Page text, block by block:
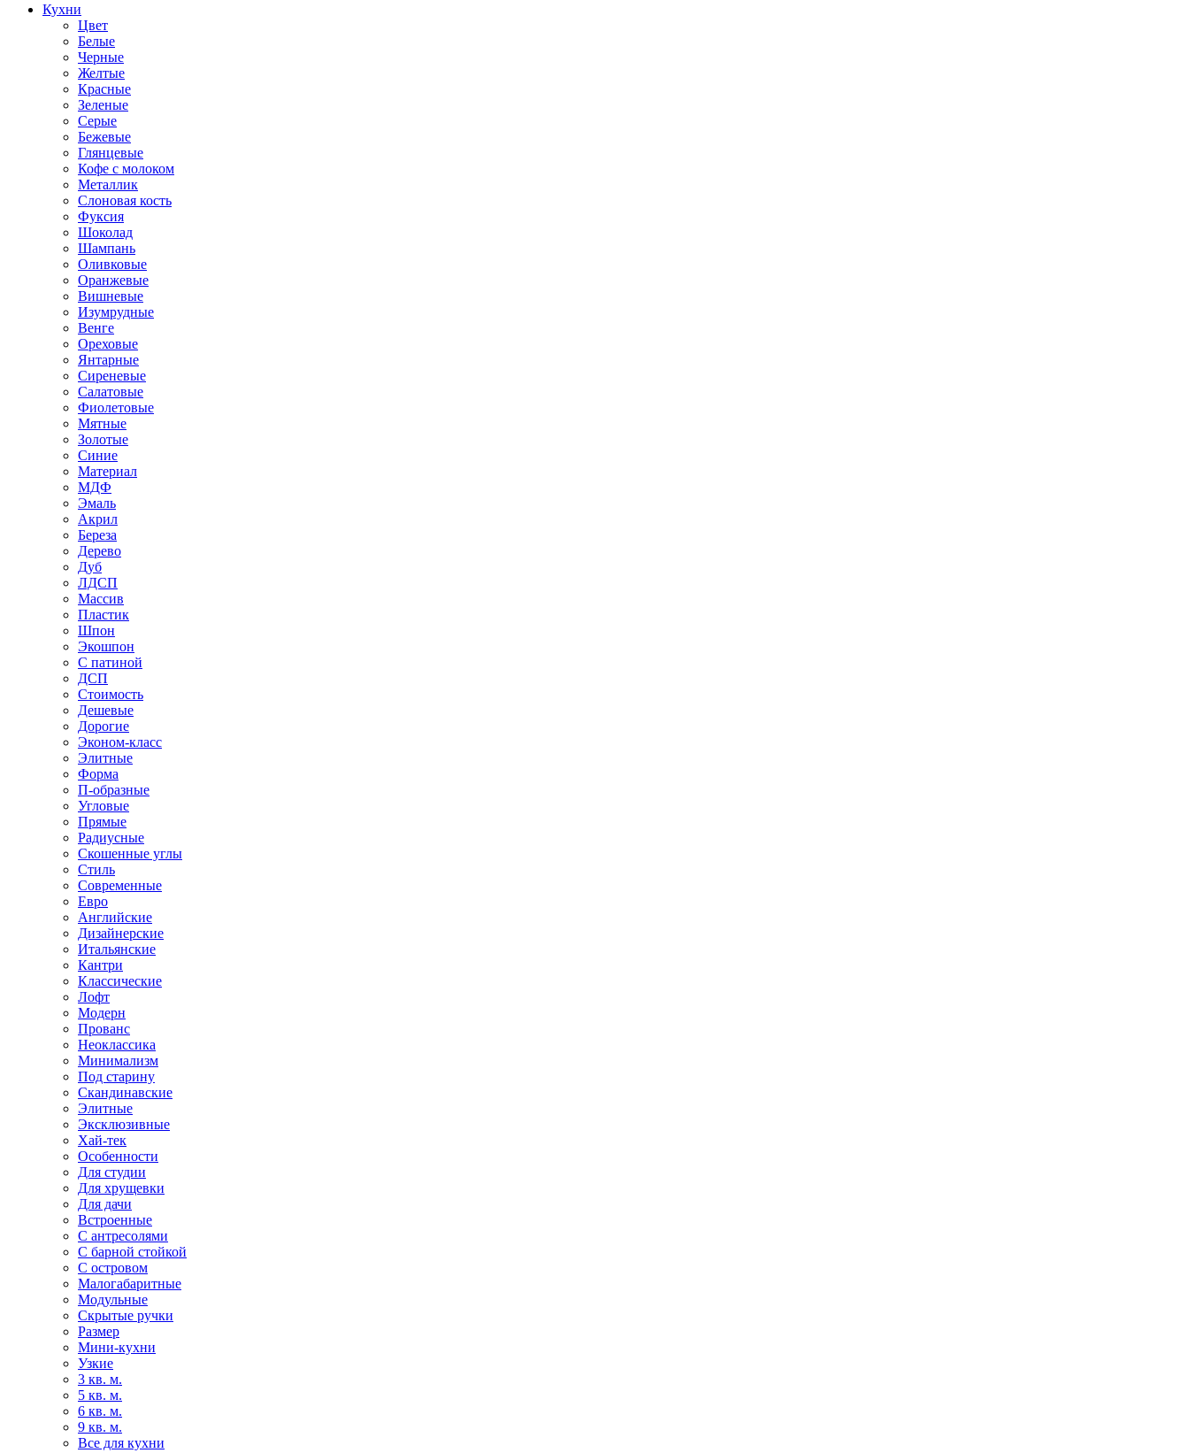
Кухни
Цвет
Белые
Черные
Желтые
Красные
Зеленые
Серые
Бежевые
Глянцевые
Кофе с молоком
Металлик
Слоновая кость
Фуксия
Шоколад
Шампань
Оливковые
Оранжевые
Вишневые
Изумрудные
Венге
Ореховые
Янтарные
Сиреневые
Салатовые
Фиолетовые
Мятные
Золотые
Синие
Материал
МДФ
Эмаль
Акрил
Береза
Дерево
Дуб
ЛДСП
Массив
Пластик
Шпон
Экошпон
С патиной
ДСП
Стоимость
Дешевые
Дорогие
Эконом-класс
Элитные
Форма
П-образные
Угловые
Прямые
Радиусные
Скошенные углы
Стиль
Современные
Евро
Английские
Дизайнерские
Итальянские
Кантри
Классические
Лофт
Модерн
Прованс
Неоклассика
Минимализм
Под старину
Скандинавские
Элитные
Эксклюзивные
Хай-тек
Особенности
Для студии
Для хрущевки
Для дачи
Встроенные
С антресолями
С барной стойкой
С островом
Малогабаритные
Модульные
Скрытые ручки
Размер
Мини-кухни
Узкие
3 кв. м.
5 кв. м.
6 кв. м.
9 кв. м.
Все для кухни